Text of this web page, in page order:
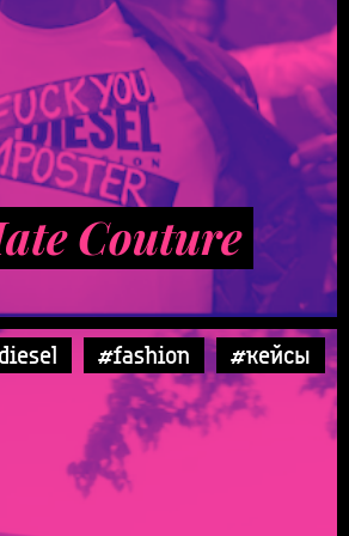
Couture
#fashion #кейсы